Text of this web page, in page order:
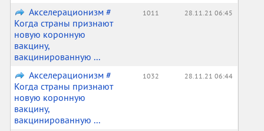
Акселерационизм #
Когда страны признают
новую коронную
вакцину,
вакцинированную ...
1011 28.11.21 06:45
Акселерационизм #
Когда страны признают
новую коронную
вакцину,
вакцинированную ...
1032 28.11.21 06:44